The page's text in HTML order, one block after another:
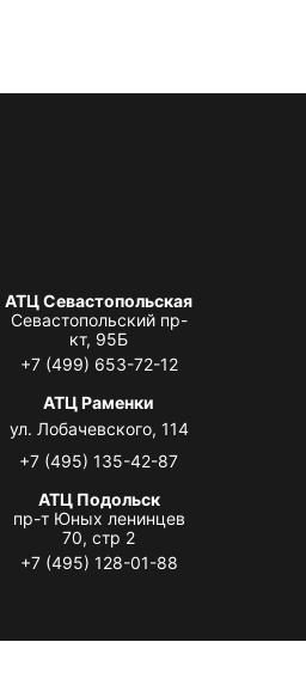
АТЦ Севастопольская
Севастопольский пр-
кт, 95Б
+7 (499) 653-72-12
АТЦ Раменки
ул. Лобачевского, 114
+7 (495) 135-42-87
АТЦ Подольск
пр-т Юных ленинцев
70, стр 2
+7 (495) 128-01-88